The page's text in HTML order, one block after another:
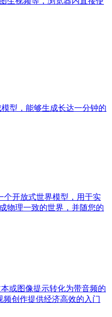
型，能够生成长达一分钟的
个开放式世界模型，用于实
物理一致的世界，并随您的
或图像提示转化为带音频的
频创作提供经济高效的入门